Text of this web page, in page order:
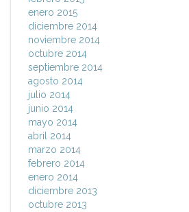
enero 2015
diciembre 2014
noviembre 2014
octubre 2014
septiembre 2014
agosto 2014
julio 2014
junio 2014
mayo 2014
abril 2014
marzo 2014
febrero 2014
enero 2014
diciembre 2013
octubre 2013